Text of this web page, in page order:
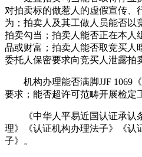
对拍卖标的做惹人的虚假宣传、
为；拍卖人及其工做人员能否以
拍卖勾当；拍卖人能否正在本人
品或财富；拍卖人能否取竞买人
委托人保密要求向竞买人泄露拍
机构办理能否满脚JJF 1069《
要求；能否超许可范畴开展检定
《中华人平易近国认证承认
理》《认证机构办理法子》《认
子》。